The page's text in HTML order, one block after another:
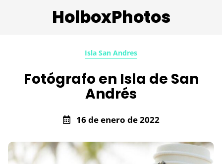
HolboxPhotos
Isla San Andres
Fotógrafo en Isla de San
Andrés
16 de enero de 2022